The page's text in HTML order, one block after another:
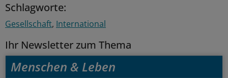
Schlagworte:
Gesellschaft International
Ihr Newsletter zum Thema
Menschen & Leben